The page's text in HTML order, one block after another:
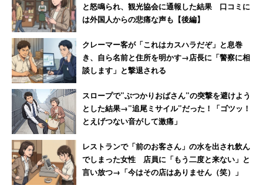
と怒鳴られ、観光協会に通報した結果 口コミに
は外国人からの悲痛な声も【後編】
クレーマー客が「これはカスハラだぞ」と息巻
き、自ら名前と住所を明かす→店長に「警察に相
談します」と撃退される
スロープで”ぶつかりおばさん”の突撃を避けよう
とした結果→”追尾ミサイル”だった！「ゴツッ！
とえげつない音がして激痛」
レストランで「前のお客さん」の水を出され飲ん
でしまった女性 店員に「もう二度と来ない」と
言い放つ→「今はその店はありません（笑）」